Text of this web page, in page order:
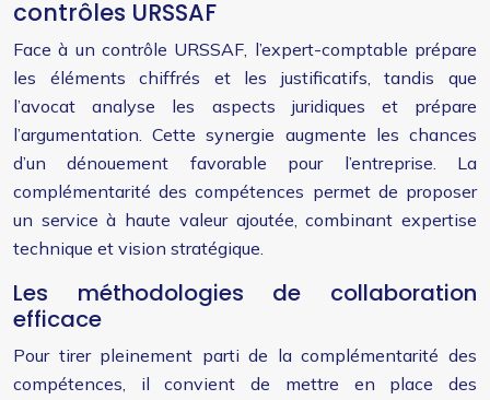
contrôles URSSAF
Face à un contrôle URSSAF, l’expert-comptable prépare
les éléments chiffrés et les justificatifs, tandis que
l’avocat analyse les aspects juridiques et prépare
l’argumentation. Cette synergie augmente les chances
d’un dénouement favorable pour l’entreprise. La
complémentarité des compétences permet de proposer
un service à haute valeur ajoutée, combinant expertise
technique et vision stratégique.
Les méthodologies de collaboration
efficace
Pour tirer pleinement parti de la complémentarité des
compétences, il convient de mettre en place des